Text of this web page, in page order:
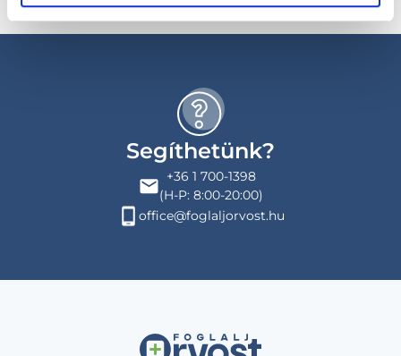
Segíthetünk?
+36 1 700-1398
(H-P: 8:00-20:00)
office@foglaljorvost.hu